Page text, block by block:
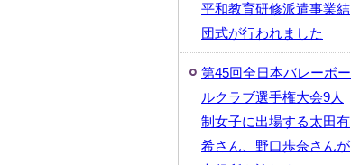
平和教育研修派遣事業結
団式が行われました
第45回全日本バレーボー
ルクラブ選手権大会9人
制女子に出場する太田有
希さん、野口歩奈さんが